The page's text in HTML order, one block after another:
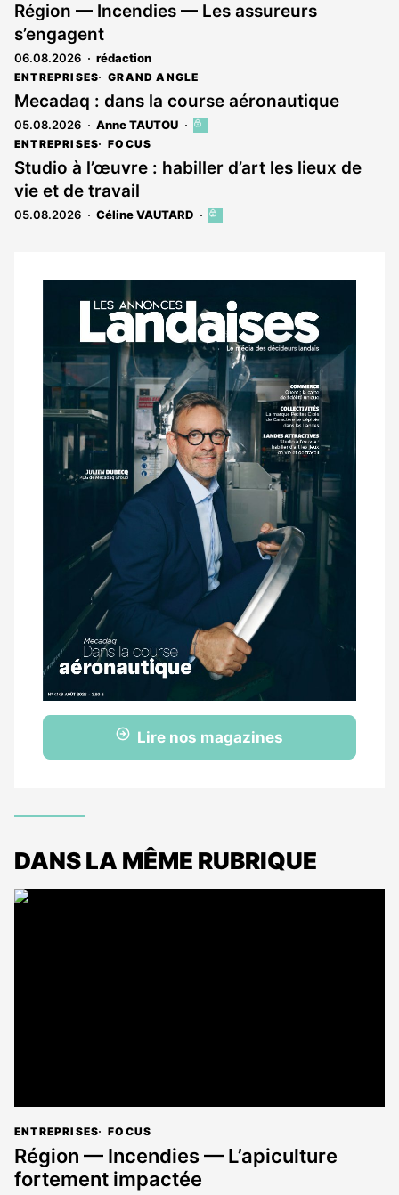
Région — Incendies — Les assureurs
s’engagent
06.08.2026 rédaction
ENTREPRISES GRAND ANGLE
Mecadaq : dans la course aéronautique
05.08.2026 Anne TAUTOU
Cet
est
réservé
abonnés
ENTREPRISES FOCUS
Studio à l’œuvre : habiller d’art les lieux de
vie et de travail
05.08.2026 Céline VAUTARD
Cet
aux
abonnés
Notre
dernier
magazine
Lire nos magazines
DANS LA MÊME RUBRIQUE
ENTREPRISES FOCUS
Région — Incendies — L’apiculture
fortement impactée